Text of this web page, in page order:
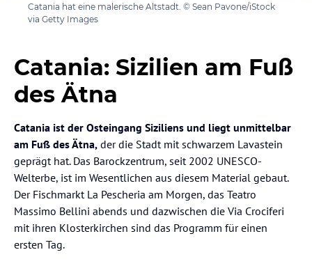
Catania hat eine malerische Altstadt. © Sean Pavone/iStock
via Getty Images
Catania: Sizilien am Fuß
des Ätna
Catania ist der Osteingang Siziliens und liegt unmittelbar
am Fuß des Ätna, der die Stadt mit schwarzem Lavastein
geprägt hat. Das Barockzentrum, seit 2002 UNESCO-
Welterbe, ist im Wesentlichen aus diesem Material gebaut.
Der Fischmarkt La Pescheria am Morgen, das Teatro
Massimo Bellini abends und dazwischen die Via Crociferi
mit ihren Klosterkirchen sind das Programm für einen
ersten Tag.